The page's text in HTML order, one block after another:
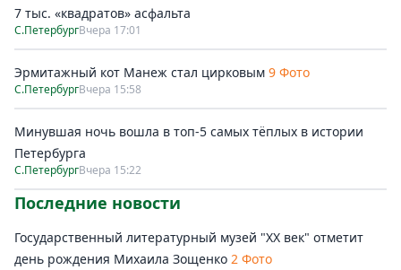
7 тыс. «квадратов» асфальта
С.ПетербургВчера 17:01
Эрмитажный кот Манеж стал цирковым 9 Фото
С.ПетербургВчера 15:58
Минувшая ночь вошла в топ-5 самых тёплых в истории
Петербурга
С.ПетербургВчера 15:22
Последние новости
Государственный литературный музей "ХХ век" отметит
день рождения Михаила Зощенко 2 Фото